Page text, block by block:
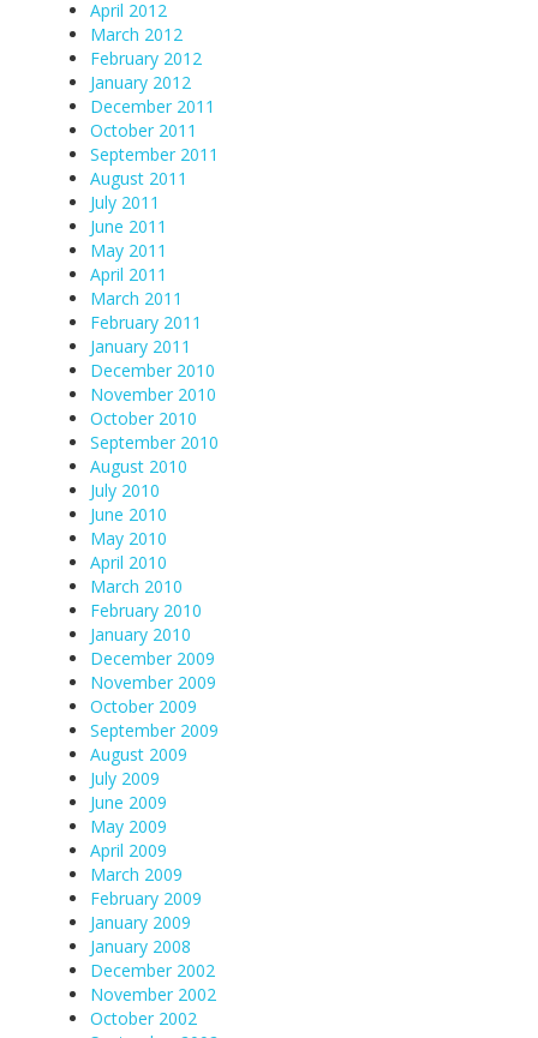
April 2012
March 2012
February 2012
January 2012
December 2011
October 2011
September 2011
August 2011
July 2011
June 2011
May 2011
April 2011
March 2011
February 2011
January 2011
December 2010
November 2010
October 2010
September 2010
August 2010
July 2010
June 2010
May 2010
April 2010
March 2010
February 2010
January 2010
December 2009
November 2009
October 2009
September 2009
August 2009
July 2009
June 2009
May 2009
April 2009
March 2009
February 2009
January 2009
January 2008
December 2002
November 2002
October 2002